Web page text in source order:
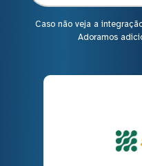
Caso não veja a
Adoramos